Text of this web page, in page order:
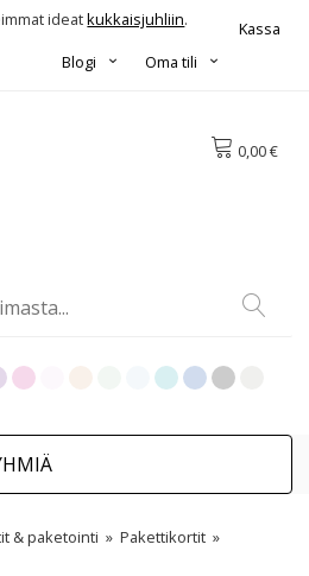
ideatkukkaisjuhliin.
Kassa
Oma tili
Blogi
0,00 €
& paketointi Pakettikortit